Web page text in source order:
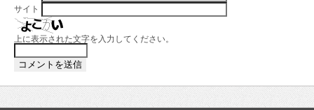
サイト
上に表示された文字を入力してください。